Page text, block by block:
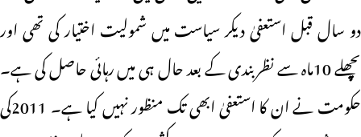
دو سال قبل استعفیٰ دیکر سیاست میں شمولیت اختیار کی تھی اور
پچھلے 10ماہ سے نظربندی کے بعد حال ہی میں رہائی حاصل کی ہے۔
حکومت نے ان کا استعفیٰ ابھی تک منظور نہیں کیا ہے۔ 2011کی